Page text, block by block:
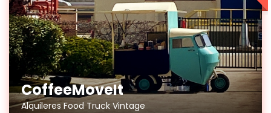
CoffeeMoveIt
Alquileres Food Truck Vintage